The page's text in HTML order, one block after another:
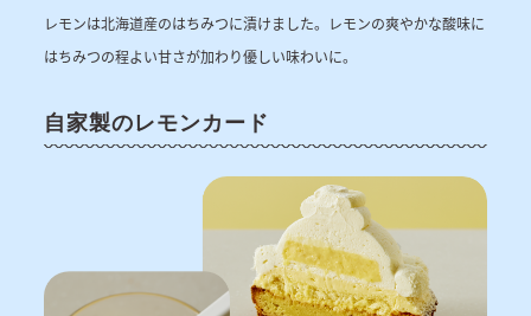
レモンは北海道産のはちみつに漬けました。レモンの爽やかな酸味に
はちみつの程よい甘さが加わり優しい味わいに。
自家製のレモンカード